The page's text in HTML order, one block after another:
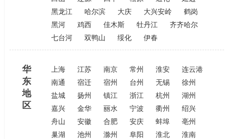
黑龙江
哈尔滨 大庆 大兴安岭
鹤岗
黑河
鸡西 佳木斯 牡丹江
齐齐哈尔
七台河
双鸭山 绥化 伊春
华
东
地
区
上海 江苏 南京 常州 淮安
连云港
南通
宿迁 宿州 台州 无锡
徐州
盐城
扬州 镇江 浙江 杭州
湖州
嘉兴
金华 丽水 宁波 衢州
绍兴
舟山
安徽 合肥 安庆 蚌埠
亳州
巢湖
池州 滁州 阜阳 淮北
淮南